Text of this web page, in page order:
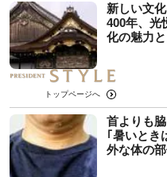
新しい文
400年、光
化の魅力
トップページへ
首よりも
｢暑いとき
外な体の